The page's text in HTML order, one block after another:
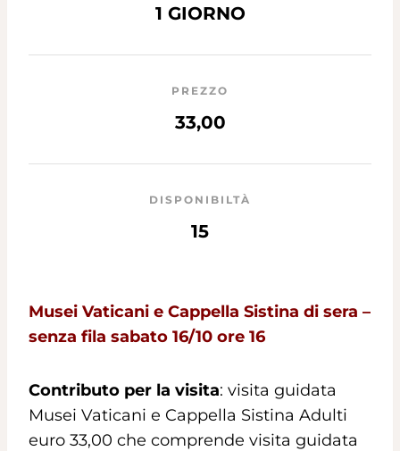
1 GIORNO
PREZZO
33,00
DISPONIBILTÀ
15
Musei Vaticani e Cappella Sistina di sera –
senza fila sabato 16/10 ore 16
Contributo per la visita: visita guidata
Musei Vaticani e Cappella Sistina Adulti
euro 33,00 che comprende visita guidata